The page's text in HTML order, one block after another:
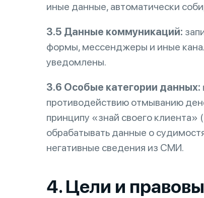
иные данные, автоматически
3.5 Данные коммуникаций:
формы, мессенджеры и иные
уведомлены.
3.6 Особые категории данных:
противодействию отмыванию
принципу «знай своего
обрабатывать данные о
негативные сведения из СМИ.
4. Цели и